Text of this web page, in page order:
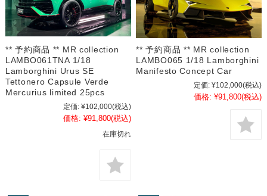
** 予約商品 ** MR collection
LAMBO061TNA 1/18
Lamborghini Urus SE
Tettonero Capsule Verde
Mercurius limited 25pcs
定価: ¥102,000(税込)
価格: ¥91,800(税込)
在庫切れ
** 予約商品 ** MR collection
LAMBO065 1/18 Lamborghini
Manifesto Concept Car
定価: ¥102,000(税込)
価格: ¥91,800(税込)